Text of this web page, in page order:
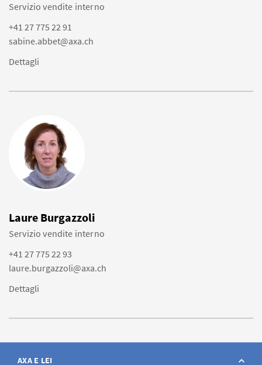
Servizio vendite interno
+41 27 775 22 91
sabine.abbet@axa.ch
Dettagli
Laure Burgazzoli
Servizio vendite interno
+41 27 775 22 93
laure.burgazzoli@axa.ch
Dettagli
AXA E LEI